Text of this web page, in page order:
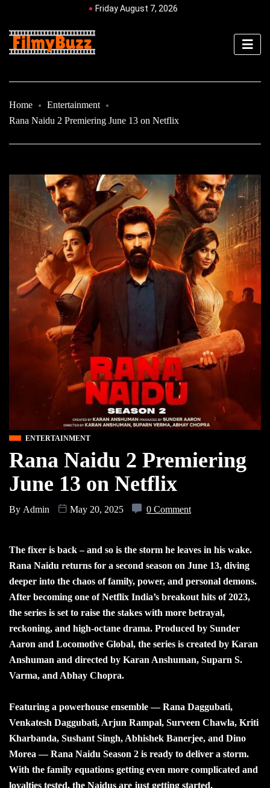
Friday August 7, 2026
Home
Entertainment
Rana Naidu 2 Premiering June 13 on Netflix
ENTERTAINMENT
Rana Naidu 2 Premiering
June 13 on Netflix
By Admin May 20, 2025 0 Comment
The fixer is back – and so is the storm he leaves in his wake.
Rana Naidu returns for a second season on June 13, diving
deeper into the chaos of family, power, and personal demons.
After becoming one of Netflix India’s breakout hits of 2023,
the series is set to raise the stakes with more betrayal,
reckoning, and high-octane drama. Produced by Sunder
Aaron and Locomotive Global, the series is created by Karan
Anshuman and directed by Karan Anshuman, Suparn S.
Varma, and Abhay Chopra.
Featuring a powerhouse ensemble — Rana Daggubati,
Venkatesh Daggubati, Arjun Rampal, Surveen Chawla, Kriti
Kharbanda, Sushant Singh, Abhishek Banerjee, and Dino
Morea — Rana Naidu Season 2 is ready to deliver a storm.
With the family equations getting even more complicated and
loyalties tested, the Naidus are just getting started.